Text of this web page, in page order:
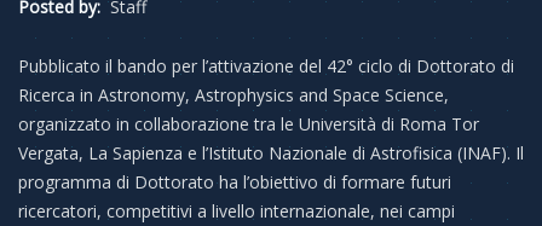
Posted by: Staff
Pubblicato il bando per l’attivazione del 42° ciclo di Dottorato di
Ricerca in Astronomy, Astrophysics and Space Science,
organizzato in collaborazione tra le Università di Roma Tor
Vergata, La Sapienza e l’Istituto Nazionale di Astrofisica (INAF). Il
programma di Dottorato ha l’obiettivo di formare futuri
ricercatori, competitivi a livello internazionale, nei campi